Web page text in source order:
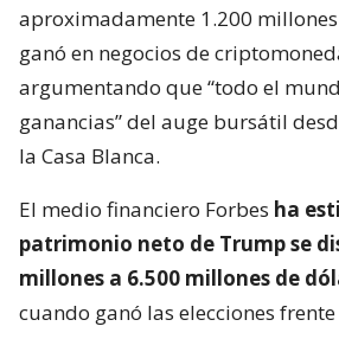
aproximadamente 1.200
ganó en negocios de
argumentando que “todo el
ganancias” del auge bursátil
la Casa Blanca.
El medio financiero Forbes ha
patrimonio neto de Trump se
millones a 6.500 millones de
cuando ganó las elecciones